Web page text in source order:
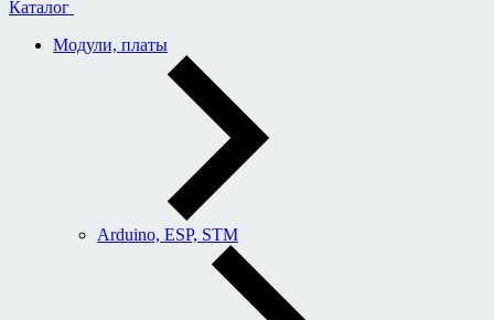
Каталог
Модули, платы
Arduino, ESP, STM